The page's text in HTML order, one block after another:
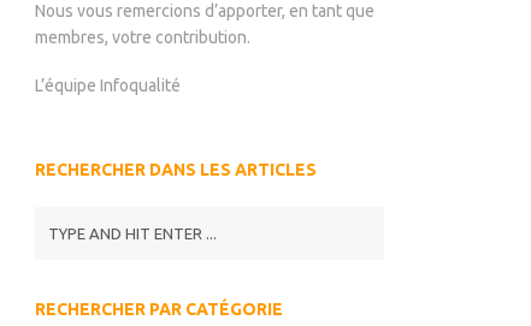
Nous vous remercions d’apporter, en tant que
membres, votre contribution.
L’équipe Infoqualité
RECHERCHER DANS LES ARTICLES
RECHERCHER PAR CATÉGORIE